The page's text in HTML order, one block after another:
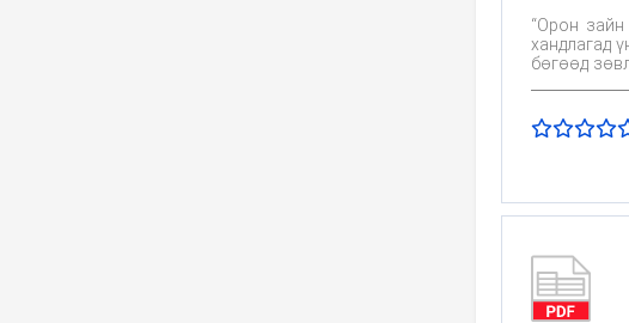
“Орон
хандлагад
бөгөөд